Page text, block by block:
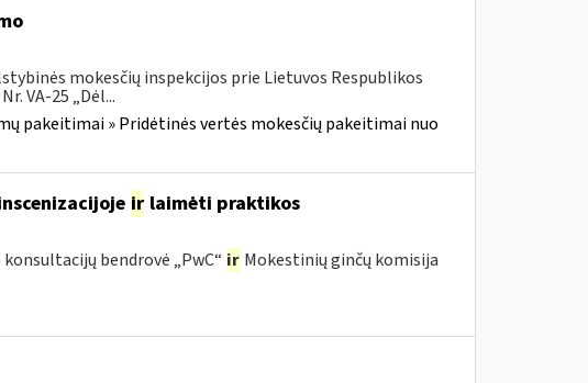
mokesčių inspekcijos prie Lietuvos Respublikos
VA-25 „Dėl...
pakeitimai » Pridėtinės vertės mokesčių pakeitimai nuo
irlaimėti praktikos
bendrovė „PwC“ ir Mokestinių ginčų komisija